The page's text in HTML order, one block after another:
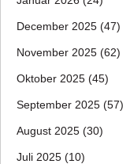
December 2025 (47)
November 2025 (62)
Oktober 2025 (45)
September 2025 (57)
August 2025 (30)
Juli 2025 (10)